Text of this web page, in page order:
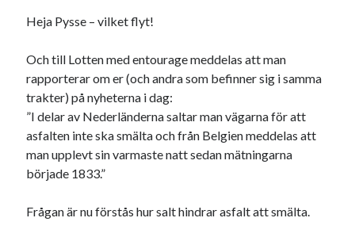
Heja Pysse – vilket flyt!
Och till Lotten med entourage meddelas att man
rapporterar om er (och andra som befinner sig i samma
trakter) på nyheterna i dag:
”I delar av Nederländerna saltar man vägarna för att
asfalten inte ska smälta och från Belgien meddelas att
man upplevt sin varmaste natt sedan mätningarna
började 1833.”
Frågan är nu förstås hur salt hindrar asfalt att smälta.